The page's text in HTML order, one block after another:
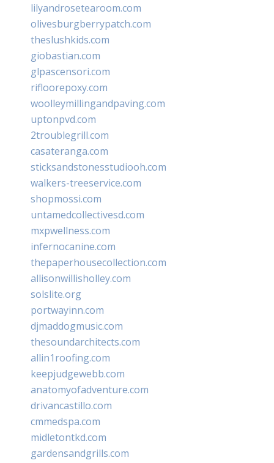
lilyandrosetearoom.com
olivesburgberrypatch.com
theslushkids.com
giobastian.com
glpascensori.com
rifloorepoxy.com
woolleymillingandpaving.com
uptonpvd.com
2troublegrill.com
casateranga.com
sticksandstonesstudiooh.com
walkers-treeservice.com
shopmossi.com
untamedcollectivesd.com
mxpwellness.com
infernocanine.com
thepaperhousecollection.com
allisonwillisholley.com
solslite.org
portwayinn.com
djmaddogmusic.com
thesoundarchitects.com
allin1roofing.com
keepjudgewebb.com
anatomyofadventure.com
drivancastillo.com
cmmedspa.com
midletontkd.com
gardensandgrills.com